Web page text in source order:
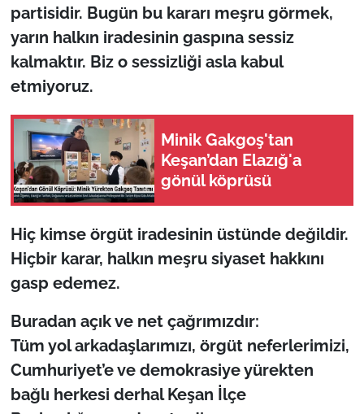
partisidir. Bugün bu kararı meşru görmek,
yarın halkın iradesinin gaspına sessiz
kalmaktır. Biz o sessizliği asla kabul
etmiyoruz.
Minik Gakgoş'tan
Keşan’dan Elazığ'a
gönül köprüsü
Hiç kimse örgüt iradesinin üstünde değildir.
Hiçbir karar, halkın meşru siyaset hakkını
gasp edemez.
Buradan açık ve net çağrımızdır:
Tüm yol arkadaşlarımızı, örgüt neferlerimizi,
Cumhuriyet’e ve demokrasiye yürekten
bağlı herkesi derhal Keşan İlçe